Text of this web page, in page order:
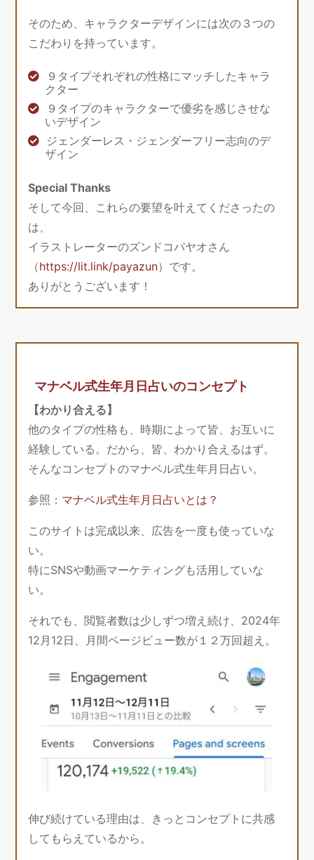
そのため、キャラクターデザインには次の３つの
こだわりを持っています。
９タイプそれぞれの性格にマッチしたキャラ
クター
９タイプのキャラクターで優劣を感じさせな
いデザイン
ジェンダーレス・ジェンダーフリー志向のデ
ザイン
Special Thanks
そして今回、これらの要望を叶えてくださったの
は、
イラストレーターのズンドコパヤオさん
（https://lit.link/payazun）です。
ありがとうございます！
マナベル式生年月日占いのコンセプト
【わかり合える】
他のタイプの性格も、時期によって皆、お互いに
経験している。だから、皆、わかり合えるはず。
そんなコンセプトのマナベル式生年月日占い。
参照： マナベル式生年月日占いとは？
このサイトは完成以来、広告を一度も使っていな
い。
特にSNSや動画マーケティングも活用していな
い。
それでも、閲覧者数は少しずつ増え続け、2024年
12月12日、月間ページビュー数が１２万回超え。
伸び続けている理由は、きっとコンセプトに共感
してもらえているから。